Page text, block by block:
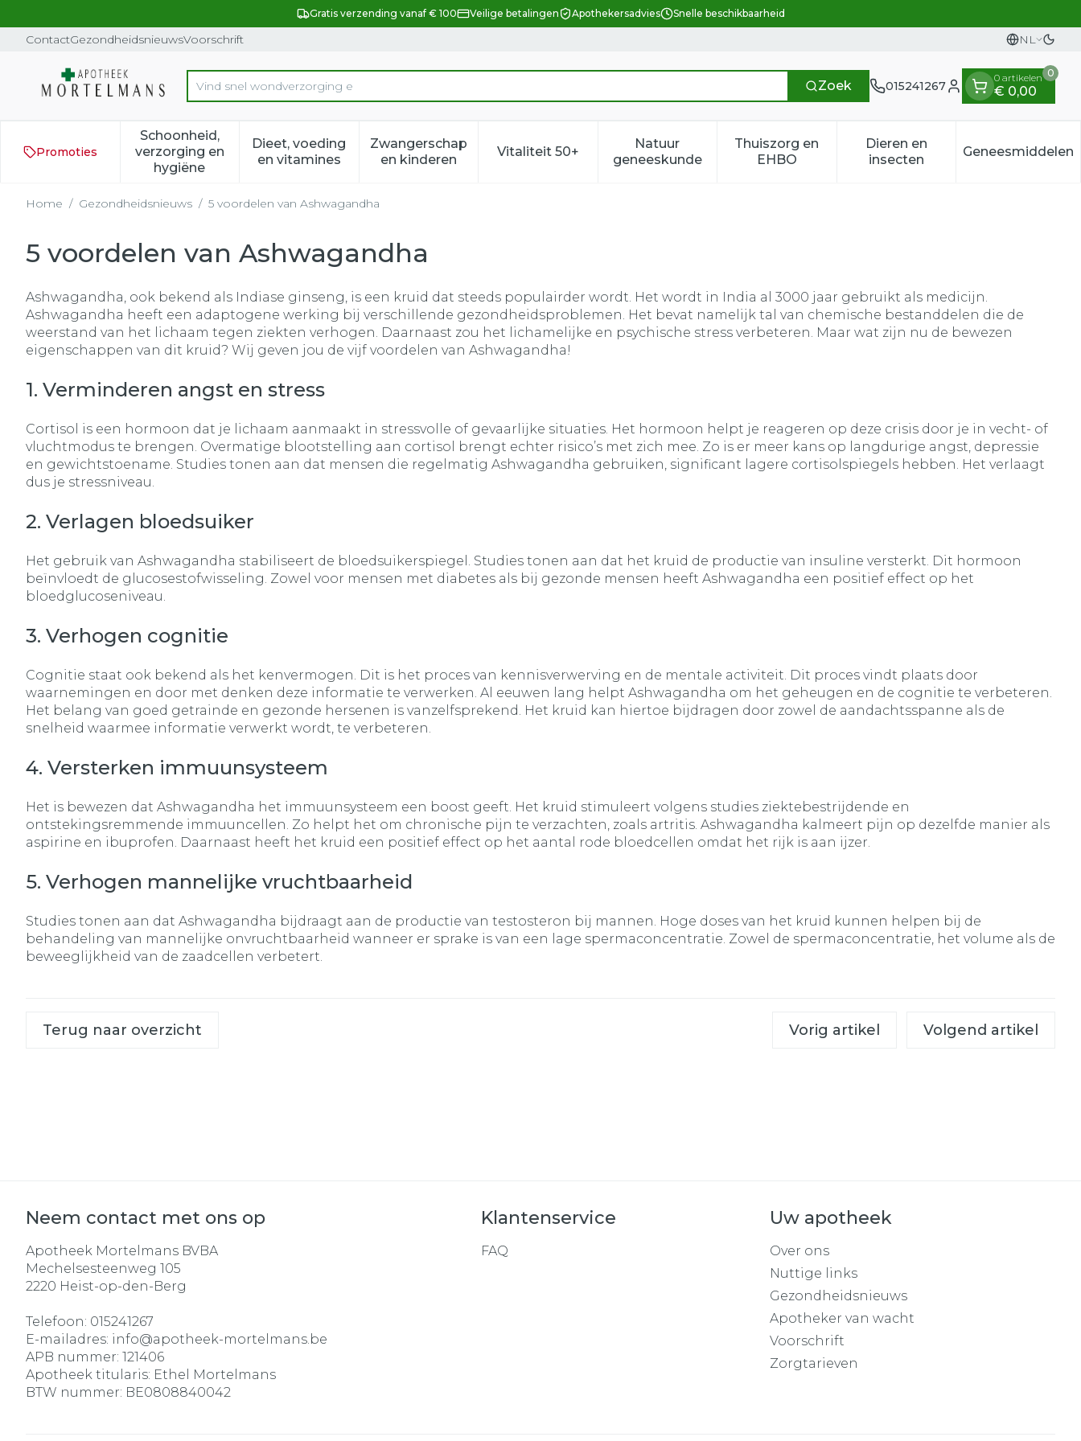
Gratis verzending vanaf € 100 Veilige betalingen Apothekersadvies Snelle beschikbaarheid
ContactGezondheidsnieuwsVoorschrift NL
Talen
Product, merk, categorie...
Vind snel w Zoek 015241267
Klant menu
0 artikelen
€ 0,00
0
Promoties
Schoonheid,
verzorging en
hygiëne
Toon submenu voor Schoonheid, verzorging en hygiëne categorie
Dieet, voeding
en vitaminesToon submenu voor Dieet, voeding en vitamines categorie
Zwangerschap
en kinderenToon submenu voor Zwangerschap en kinderen categorie
Vitaliteit 50+Toon submenu voor Vitaliteit 50+ categorie
Natuur
geneeskunde
Toon submenu voor Natuur geneeskunde categorie
Thuiszorg en
EHBOToon submenu voor Thuiszorg en EHBO
Dieren en
insectenToon submenu voor Dieren
Geneesmiddelen
Toon
Home / Gezondheidsnieuws / 5 voordelen van Ashwagandha
5 voordelen van Ashwagandha
Ashwagandha, ook bekend als Indiase ginseng, is een kruid dat steeds populairder wordt. Het wordt in India al 3000 jaar gebruikt als medicijn.
Ashwagandha heeft een adaptogene werking bij verschillende gezondheidsproblemen. Het bevat namelijk tal van chemische bestanddelen die de
weerstand van het lichaam tegen ziekten verhogen. Daarnaast zou het lichamelijke en psychische stress verbeteren. Maar wat zijn nu de bewezen
eigenschappen van dit kruid? Wij geven jou de vijf voordelen van Ashwagandha!
1. Verminderen angst en stress
Cortisol is een hormoon dat je lichaam aanmaakt in stressvolle of gevaarlijke situaties. Het hormoon helpt je reageren op deze crisis door je in vecht- of
vluchtmodus te brengen. Overmatige blootstelling aan cortisol brengt echter risico’s met zich mee. Zo is er meer kans op langdurige angst, depressie
en gewichtstoename. Studies tonen aan dat mensen die regelmatig Ashwagandha gebruiken, significant lagere cortisolspiegels hebben. Het verlaagt
dus je stressniveau.
2. Verlagen bloedsuiker
Het gebruik van Ashwagandha stabiliseert de bloedsuikerspiegel. Studies tonen aan dat het kruid de productie van insuline versterkt. Dit hormoon
beïnvloedt de glucosestofwisseling. Zowel voor mensen met diabetes als bij gezonde mensen heeft Ashwagandha een positief effect op het
bloedglucoseniveau.
3. Verhogen cognitie
Cognitie staat ook bekend als het kenvermogen. Dit is het proces van kennisverwerving en de mentale activiteit. Dit proces vindt plaats door
waarnemingen en door met denken deze informatie te verwerken. Al eeuwen lang helpt Ashwagandha om het geheugen en de cognitie te verbeteren.
Het belang van goed getrainde en gezonde hersenen is vanzelfsprekend. Het kruid kan hiertoe bijdragen door zowel de aandachtsspanne als de
snelheid waarmee informatie verwerkt wordt, te verbeteren.
4. Versterken immuunsysteem
Het is bewezen dat Ashwagandha het immuunsysteem een boost geeft. Het kruid stimuleert volgens studies ziektebestrijdende en
ontstekingsremmende immuuncellen. Zo helpt het om chronische pijn te verzachten, zoals artritis. Ashwagandha kalmeert pijn op dezelfde manier als
aspirine en ibuprofen. Daarnaast heeft het kruid een positief effect op het aantal rode bloedcellen omdat het rijk is aan ijzer.
5. Verhogen mannelijke vruchtbaarheid
Studies tonen aan dat Ashwagandha bijdraagt aan de productie van testosteron bij mannen. Hoge doses van het kruid kunnen helpen bij de
behandeling van mannelijke onvruchtbaarheid wanneer er sprake is van een lage spermaconcentratie. Zowel de spermaconcentratie, het volume als de
beweeglijkheid van de zaadcellen verbetert.
Terug naar overzicht Vorig artikel Volgend artikel
Neem contact met ons op
Apotheek Mortelmans BVBA
Mechelsesteenweg 105
2220 Heist-op-den-Berg
Telefoon: 015241267
E-mailadres: info@apotheek-mortelmans.be
APB nummer: 121406
Apotheek titularis: Ethel Mortelmans
BTW nummer: BE0808840042
Klantenservice
FAQ
Uw apotheek
Over ons
Nuttige links
Gezondheidsnieuws
Apotheker van wacht
Voorschrift
Zorgtarieven